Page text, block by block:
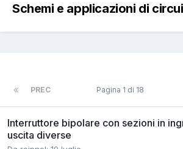
Schemi e applicazioni di
PREC Pagina 1 di 18
Interruttore bipolare con sezioni in
uscita diverse